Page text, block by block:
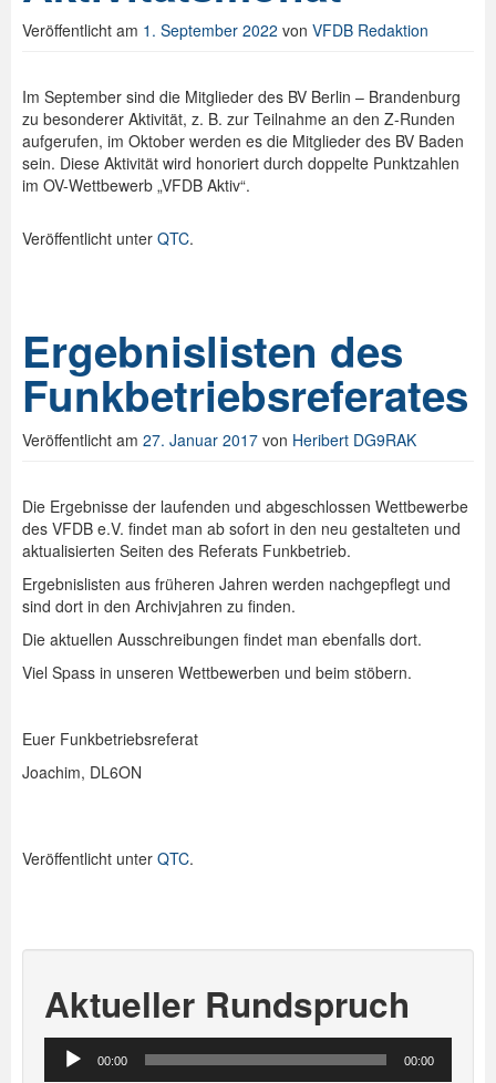
Spenden
Veröffentlicht am 1. September 2022 von VFDB Redaktion
Im September sind die Mitglieder des BV Berlin – Brandenburg
zu besonderer Aktivität, z. B. zur Teilnahme an den Z-Runden
aufgerufen, im Oktober werden es die Mitglieder des BV Baden
sein. Diese Aktivität wird honoriert durch doppelte Punktzahlen
im OV-Wettbewerb „VFDB Aktiv“.
Veröffentlicht unter QTC.
Ergebnislisten des
Funkbetriebsreferates
Veröffentlicht am 27. Januar 2017 von Heribert DG9RAK
Die Ergebnisse der laufenden und abgeschlossen Wettbewerbe
des VFDB e.V. findet man ab sofort in den neu gestalteten und
aktualisierten Seiten des Referats Funkbetrieb.
Ergebnislisten aus früheren Jahren werden nachgepflegt und
sind dort in den Archivjahren zu finden.
Die aktuellen Ausschreibungen findet man ebenfalls dort.
Viel Spass in unseren Wettbewerben und beim stöbern.
Euer Funkbetriebsreferat
Joachim, DL6ON
Veröffentlicht unter QTC.
Aktueller Rundspruch
Audio-
Player
00:00 00:00